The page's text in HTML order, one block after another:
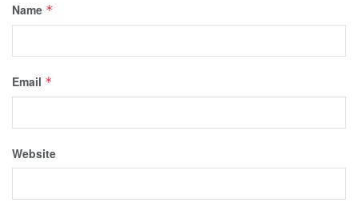
Name *
Email *
Website